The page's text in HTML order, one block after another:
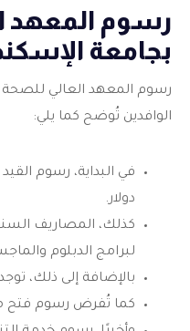
رسوم المعهد
بجامعة
رسوم المعهد العالي للصحة
الوافدين تُوضح كما يلي:
دولار.
لبرامج الدبلوم
بالإضافة إلى ذلك، توجد
كما تُفرض رسوم فتح ملف